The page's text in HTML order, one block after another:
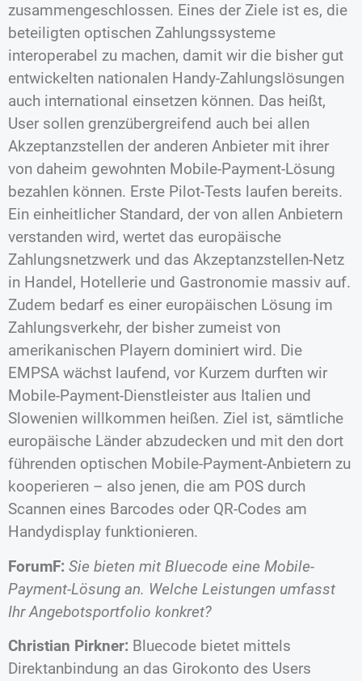
zusammengeschlossen. Eines der Ziele ist es, die
beteiligten optischen Zahlungssysteme
interoperabel zu machen, damit wir die bisher gut
entwickelten nationalen Handy-Zahlungslösungen
auch international einsetzen können. Das heißt,
User sollen grenzübergreifend auch bei allen
Akzeptanzstellen der anderen Anbieter mit ihrer
von daheim gewohnten Mobile-Payment-Lösung
bezahlen können. Erste Pilot-Tests laufen bereits.
Ein einheitlicher Standard, der von allen Anbietern
verstanden wird, wertet das europäische
Zahlungsnetzwerk und das Akzeptanzstellen-Netz
in Handel, Hotellerie und Gastronomie massiv auf.
Zudem bedarf es einer europäischen Lösung im
Zahlungsverkehr, der bisher zumeist von
amerikanischen Playern dominiert wird. Die
EMPSA wächst laufend, vor Kurzem durften wir
Mobile-Payment-Dienstleister aus Italien und
Slowenien willkommen heißen. Ziel ist, sämtliche
europäische Länder abzudecken und mit den dort
führenden optischen Mobile-Payment-Anbietern zu
kooperieren – also jenen, die am POS durch
Scannen eines Barcodes oder QR-Codes am
Handydisplay funktionieren.
ForumF: Sie bieten mit Bluecode eine Mobile-
Payment-Lösung an. Welche Leistungen umfasst
Ihr Angebotsportfolio konkret?
Christian Pirkner: Bluecode bietet mittels
Direktanbindung an das Girokonto des Users